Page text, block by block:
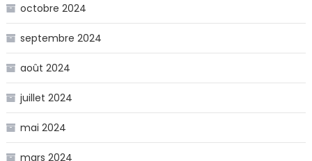
octobre 2024
septembre 2024
août 2024
juillet 2024
mai 2024
mars 2024